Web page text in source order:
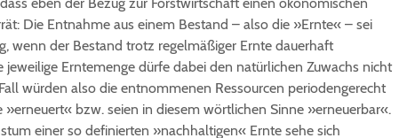
Die Entnahme aus einem Bestand – also die »Ernte« – sei
wenn der Bestand trotz regelmäßiger Ernte dauerhaft
Erntemenge dürfe dabei den natürlichen Zuwachs nicht
würden also die entnommenen Ressourcen periodengerecht
»erneuert« bzw. seien in diesem wörtlichen Sinne »erneuerbar«.
einer so definierten »nachhaltigen« Ernte sehe sich